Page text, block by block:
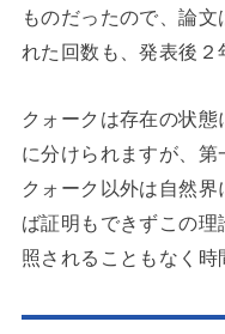
ものだったので、論
れた回数も、発表後２
クォークは存在の状
に分けられますが、
クォーク以外は自然
ば証明もできずこの
照されることもなく時